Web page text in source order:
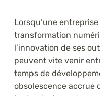
Lorsqu’une
transformation
l’innovation de ses
peuvent vite venir
temps de
obsolescence accrue